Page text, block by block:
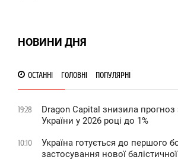
НОВИНИ ДНЯ
ОСТАННІ ГОЛОВНІ ПОПУЛЯРНІ
19:28
Dragon Capital знизила
України у 2026 році до 1%
10:10
Україна готується до першого
застосування нової